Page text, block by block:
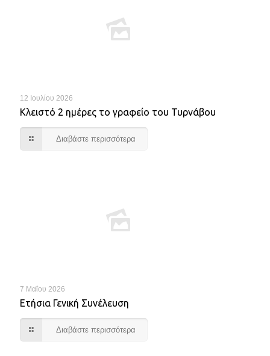
12 Ιουλίου 2026
Κλειστό 2 ημέρες το γραφείο του Τυρνάβου
Διαβάστε περισσότερα
7 Μαΐου 2026
Ετήσια Γενική Συνέλευση
Διαβάστε περισσότερα